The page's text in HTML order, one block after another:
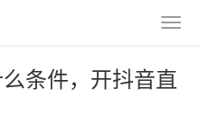
条件，开抖音直